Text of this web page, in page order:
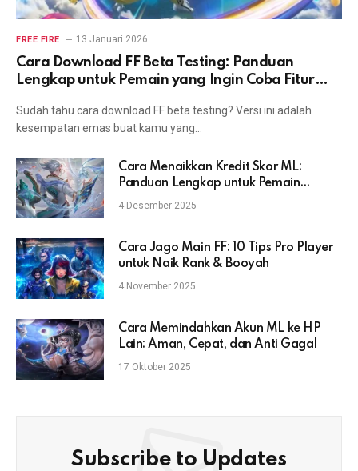
FREE FIRE 13 Januari 2026
Cara Download FF Beta Testing: Panduan
Lengkap untuk Pemain yang Ingin Coba Fitur
Sudah tahu cara download FF beta testing? Versi ini adalah
kesempatan emas buat kamu yang…
Cara Menaikkan Kredit Skor ML:
Panduan Lengkap untuk Pemain
Mobile Legends
4 Desember 2025
Cara Jago Main FF: 10 Tips Pro Player
untuk Naik Rank & Booyah
4 November 2025
Cara Memindahkan Akun ML ke HP
Lain: Aman, Cepat, dan Anti Gagal
17 Oktober 2025
Subscribe to Updates